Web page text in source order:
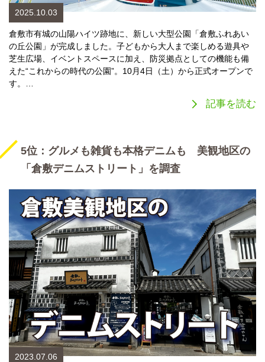
2025.10.03
倉敷市有城の山陽ハイツ跡地に、新しい大型公園「倉敷ふれあい
の丘公園」が完成しました。子どもから大人まで楽しめる遊具や
芝生広場、イベントスペースに加え、防災拠点としての機能も備
えた“これからの時代の公園”。10月4日（土）から正式オープンで
す。…
記事を読む
5位：グルメも雑貨も本格デニムも 美観地区の
「倉敷デニムストリート」を調査
2023.07.06